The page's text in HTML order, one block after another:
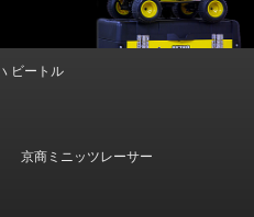
ビートル
京商ミニッツレーサー